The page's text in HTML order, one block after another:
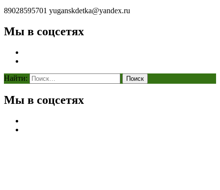
89028595701 yuganskdetka@yandex.ru
Мы в соцсетях
Найти:
Мы в соцсетях